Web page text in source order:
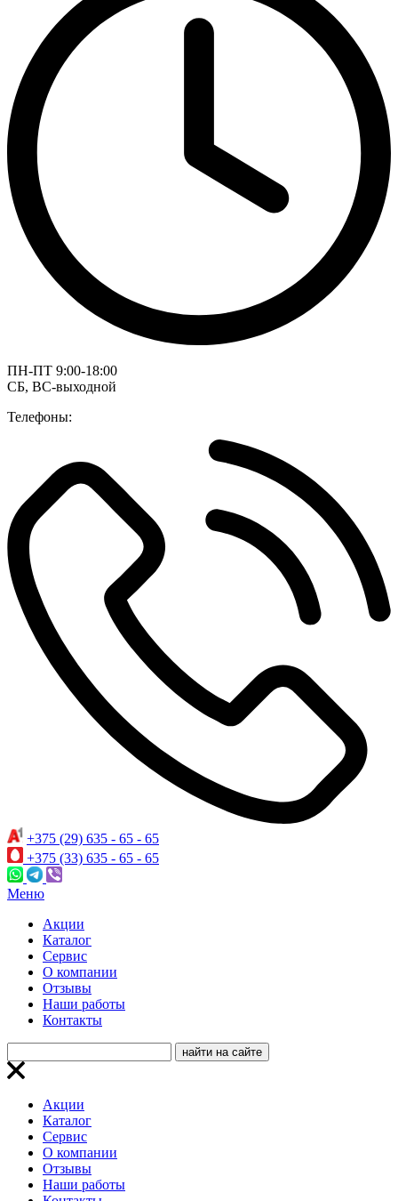
ПН-ПТ 9:00-18:00
СБ, ВС-выходной
Телефоны:
+375 (29) 635 - 65 - 65
+375 (33) 635 - 65 - 65
Меню
Акции
Каталог
Сервис
О компании
Отзывы
Наши работы
Контакты
Акции
Каталог
Сервис
О компании
Отзывы
Наши работы